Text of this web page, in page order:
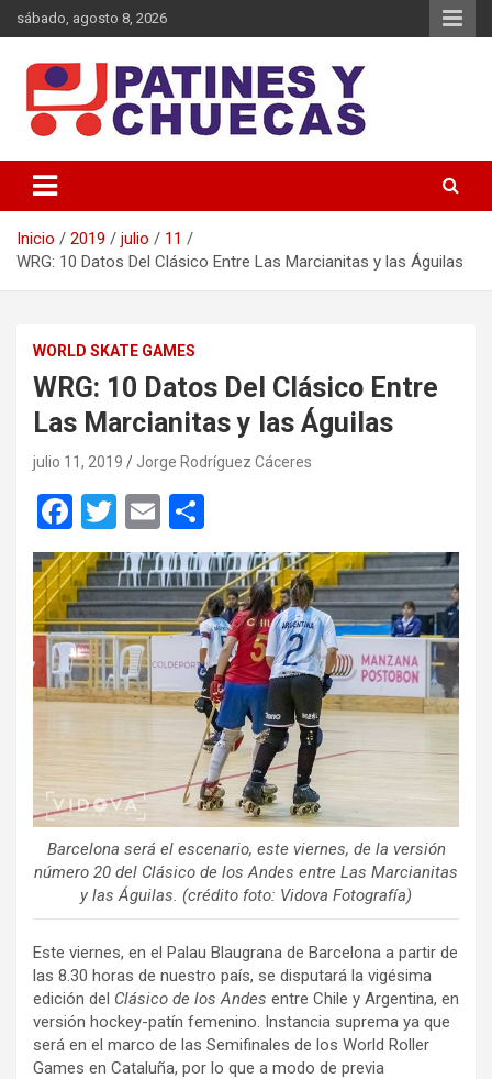
Saltar
al
sábado, agosto 8, 2026
Patines y Chuecas
Inicio 2019 julio
11
WRG: 10 Datos Del Clásico Entre Las Marcianitas y las Águilas
WORLD SKATE GAMES
WRG: 10 Datos Del Clásico Entre
Las Marcianitas y las Águilas
julio 11, 2019 Jorge Rodríguez Cáceres
F
a
ce
b
o
o
T
wi
tt
er
E
m
ail
o
m
p
ar
tir
Barcelona será el escenario, este viernes, de la versión
número 20 del Clásico de los Andes entre Las Marcianitas
y las Águilas. (crédito foto: Vidova Fotografía)
Este viernes, en el Palau Blaugrana de Barcelona a partir de
las 8.30 horas de nuestro país, se disputará la vigésima
edición del Clásico de los Andes entre Chile y Argentina, en
versión hockey-patín femenino. Instancia suprema ya que
será en el marco de las Semifinales de los World Roller
Games en Cataluña, por lo que a modo de previa